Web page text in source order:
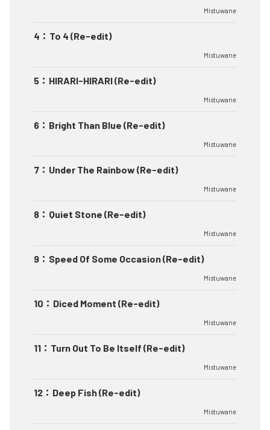
Mistuwane
4 ： To 4 (Re-edit)
Mistuwane
5 ： HIRARI-HIRARI (Re-edit)
Mistuwane
6 ： Bright Than Blue (Re-edit)
Mistuwane
7 ： Under The Rainbow (Re-edit)
Mistuwane
8 ： Quiet Stone (Re-edit)
Mistuwane
9 ： Speed Of Some Occasion (Re-edit)
Mistuwane
10 ： Diced Moment (Re-edit)
Mistuwane
11 ： Turn Out To Be Itself (Re-edit)
Mistuwane
12 ： Deep Fish (Re-edit)
Mistuwane